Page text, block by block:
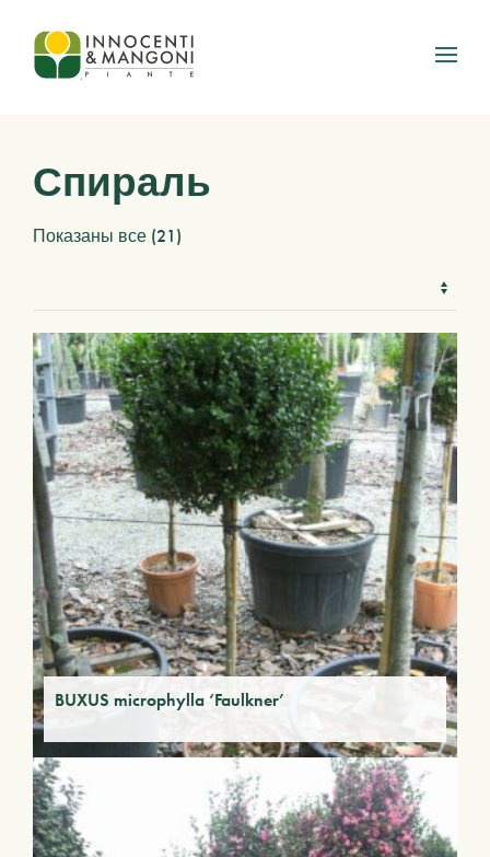
Skip to main content
Спираль
Показаны все (21)
BUXUS microphylla ‘Faulkner’